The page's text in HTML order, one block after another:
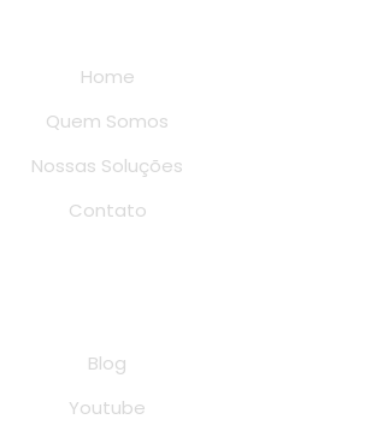
Home
Quem Somos
Nossas Soluções
Contato
Blog
Youtube